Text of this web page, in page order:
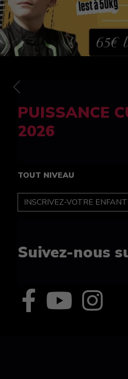
FELINE CUP
féminine
TOUT NIVEAU
INSCRIPTION
Suivez-nous
Previous